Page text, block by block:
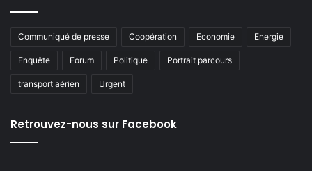
Communiqué de presse Coopération Economie Energie
Enquête Forum Politique Portrait parcours
transport aérien Urgent
Retrouvez-nous sur Facebook